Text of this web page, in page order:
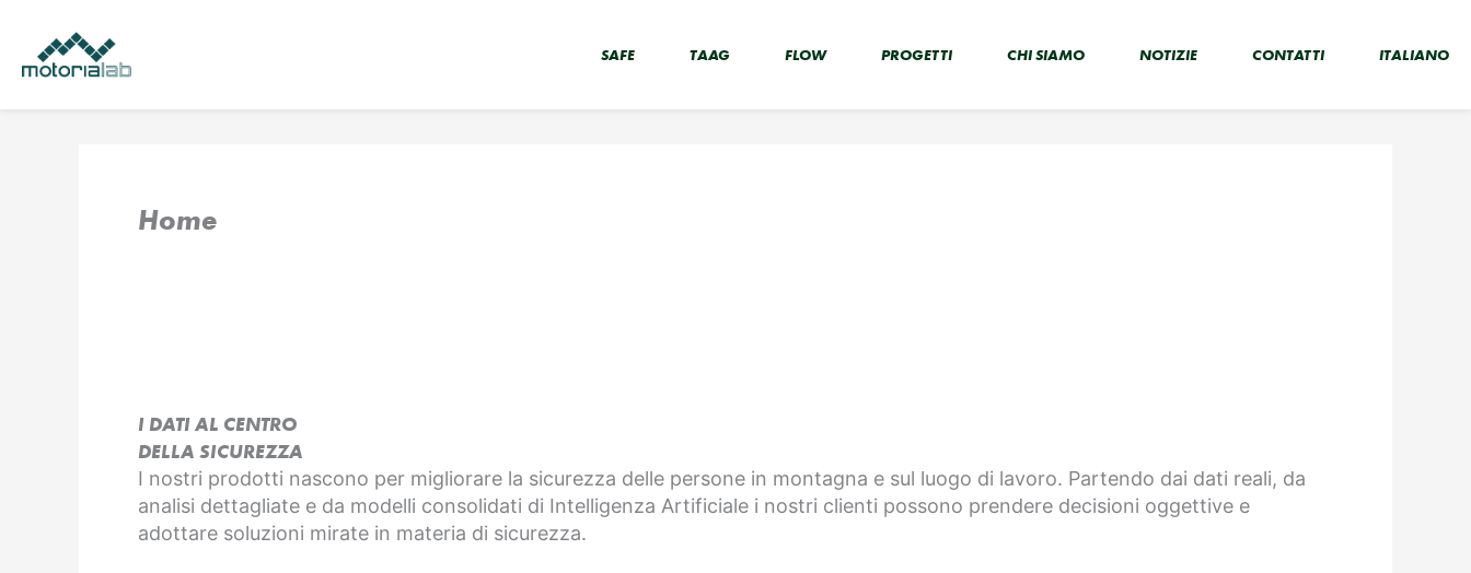
contenuto
SAFE TAAG FLOW PROGETTI CHI SIAMO NOTIZIE CONTATTI ITALIANO
Home
I DATI AL CENTRO
DELLA SICUREZZA
I nostri prodotti nascono per migliorare la sicurezza delle persone in montagna e sul luogo di lavoro. Partendo dai dati reali, da
analisi dettagliate e da modelli consolidati di Intelligenza Artificiale i nostri clienti possono prendere decisioni oggettive e
adottare soluzioni mirate in materia di sicurezza.